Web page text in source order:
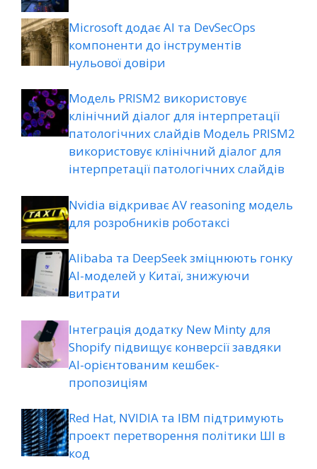
Microsoft додає AI та DevSecOps
компоненти до інструментів
нульової довіри
Модель PRISM2 використовує
клінічний діалог для інтерпретації
патологічних слайдів Модель PRISM2
використовує клінічний діалог для
інтерпретації патологічних слайдів
Nvidia відкриває AV reasoning модель
для розробників роботаксі
Alibaba та DeepSeek зміцнюють гонку
AI-моделей у Китаї, знижуючи
витрати
Інтеграція додатку New Minty для
Shopify підвищує конверсії завдяки
AI-орієнтованим кешбек-
пропозиціям
Red Hat, NVIDIA та IBM підтримують
проект перетворення політики ШІ в
код